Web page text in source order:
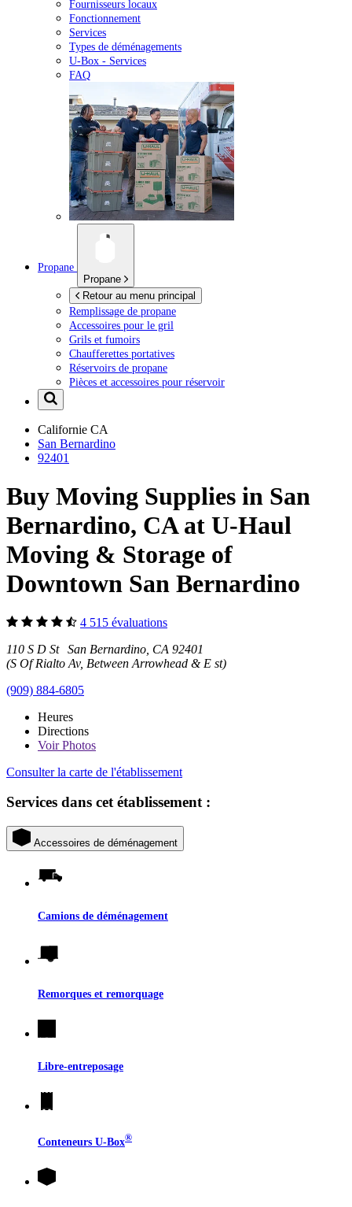
Fournisseurs locaux
Fonctionnement
Services
Types de déménagements
U-Box - Services
FAQ
Propane
Propane
Retour au menu principal
Remplissage de propane
Accessoires pour le gril
Grils et fumoirs
Chaufferettes portatives
Réservoirs de propane
Pièces et accessoires pour réservoir
Californie CA
San Bernardino
92401
Buy Moving Supplies in San
Bernardino, CA at U-Haul
Moving & Storage of
Downtown San Bernardino
4 515 évaluations
110 S D St San Bernardino, CA 92401
(S Of Rialto Av, Between Arrowhead & E st)
(909) 884-6805
Heures
Directions
VoirPhotos
Consulter la carte de l'établissement
Services dans cet établissement :
Accessoires de déménagement
Camions de déménagement
Remorques et remorquage
Libre-entreposage
Conteneurs U-Box®